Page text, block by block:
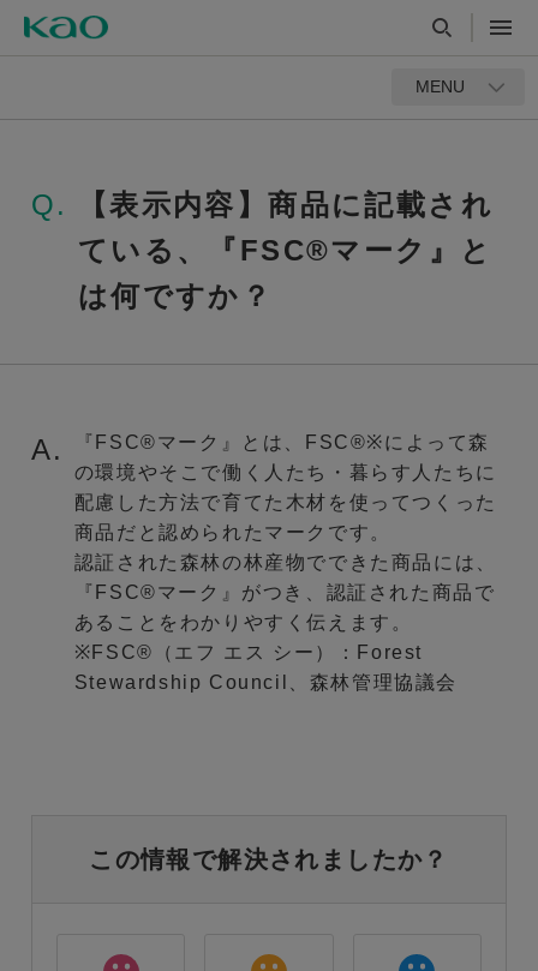
MENU
Q.
【表示内容】商品に記載され
ている、『FSC®マーク』と
は何ですか？
A.
『FSC®マーク』とは、FSC®※によって森
の環境やそこで働く人たち・暮らす人たちに
配慮した方法で育てた木材を使ってつくった
商品だと認められたマークです。
認証された森林の林産物でできた商品には、
『FSC®マーク』がつき、認証された商品で
あることをわかりやすく伝えます。
※FSC®（エフ エス シー）：Forest
Stewardship Council、森林管理協議会
この情報で解決されましたか？